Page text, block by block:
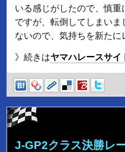
いる感じがしたので、慎
ですが、転倒してしまい
ないので、気持ちを新た
》続きはヤマハレースサイ
J-GP2クラス決勝レ